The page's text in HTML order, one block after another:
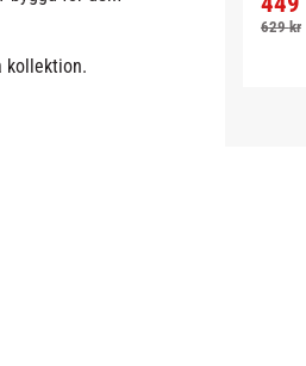
kollektion.
att
629kr